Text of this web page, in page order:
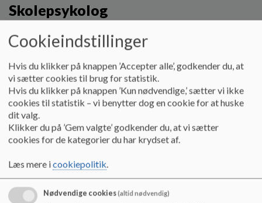
h
t
Skolepsykolog
Skolepsykologen tilbyder pædagogisk-psykologisk
en akut eller mere langvarig bekymring for et barns udvikling.
Når du er bekymret for et barns udvikling og trivsel,
anbefales det at forældre og lærere som det første skridt
drøfter dette indbyrdes.
Henvendelse kan foretages af klasselæreren, hjemmet eller
Beslutning om at igangsætte rådgivning /bistand fra PPR
besluttes i samråd med forældre, skolepsykolog og skolen
Cookieindstillinger
Hvis du klikker på knappen ’Accepter alle’, godkender du, at
vi sætter cookies til brug for statistik.
Hvis du klikker på knappen ’Kun nødvendige,’ sætter vi ikke
cookies til statistik – vi benytter dog en cookie for at huske
dit valg.
Klikker du på ’Gem valgte’ godkender du, at vi sætter
cookies for de kategorier du har krydset af.
Læs mere icookiepolitik.
Nødvendige cookies(altid nødvendig)